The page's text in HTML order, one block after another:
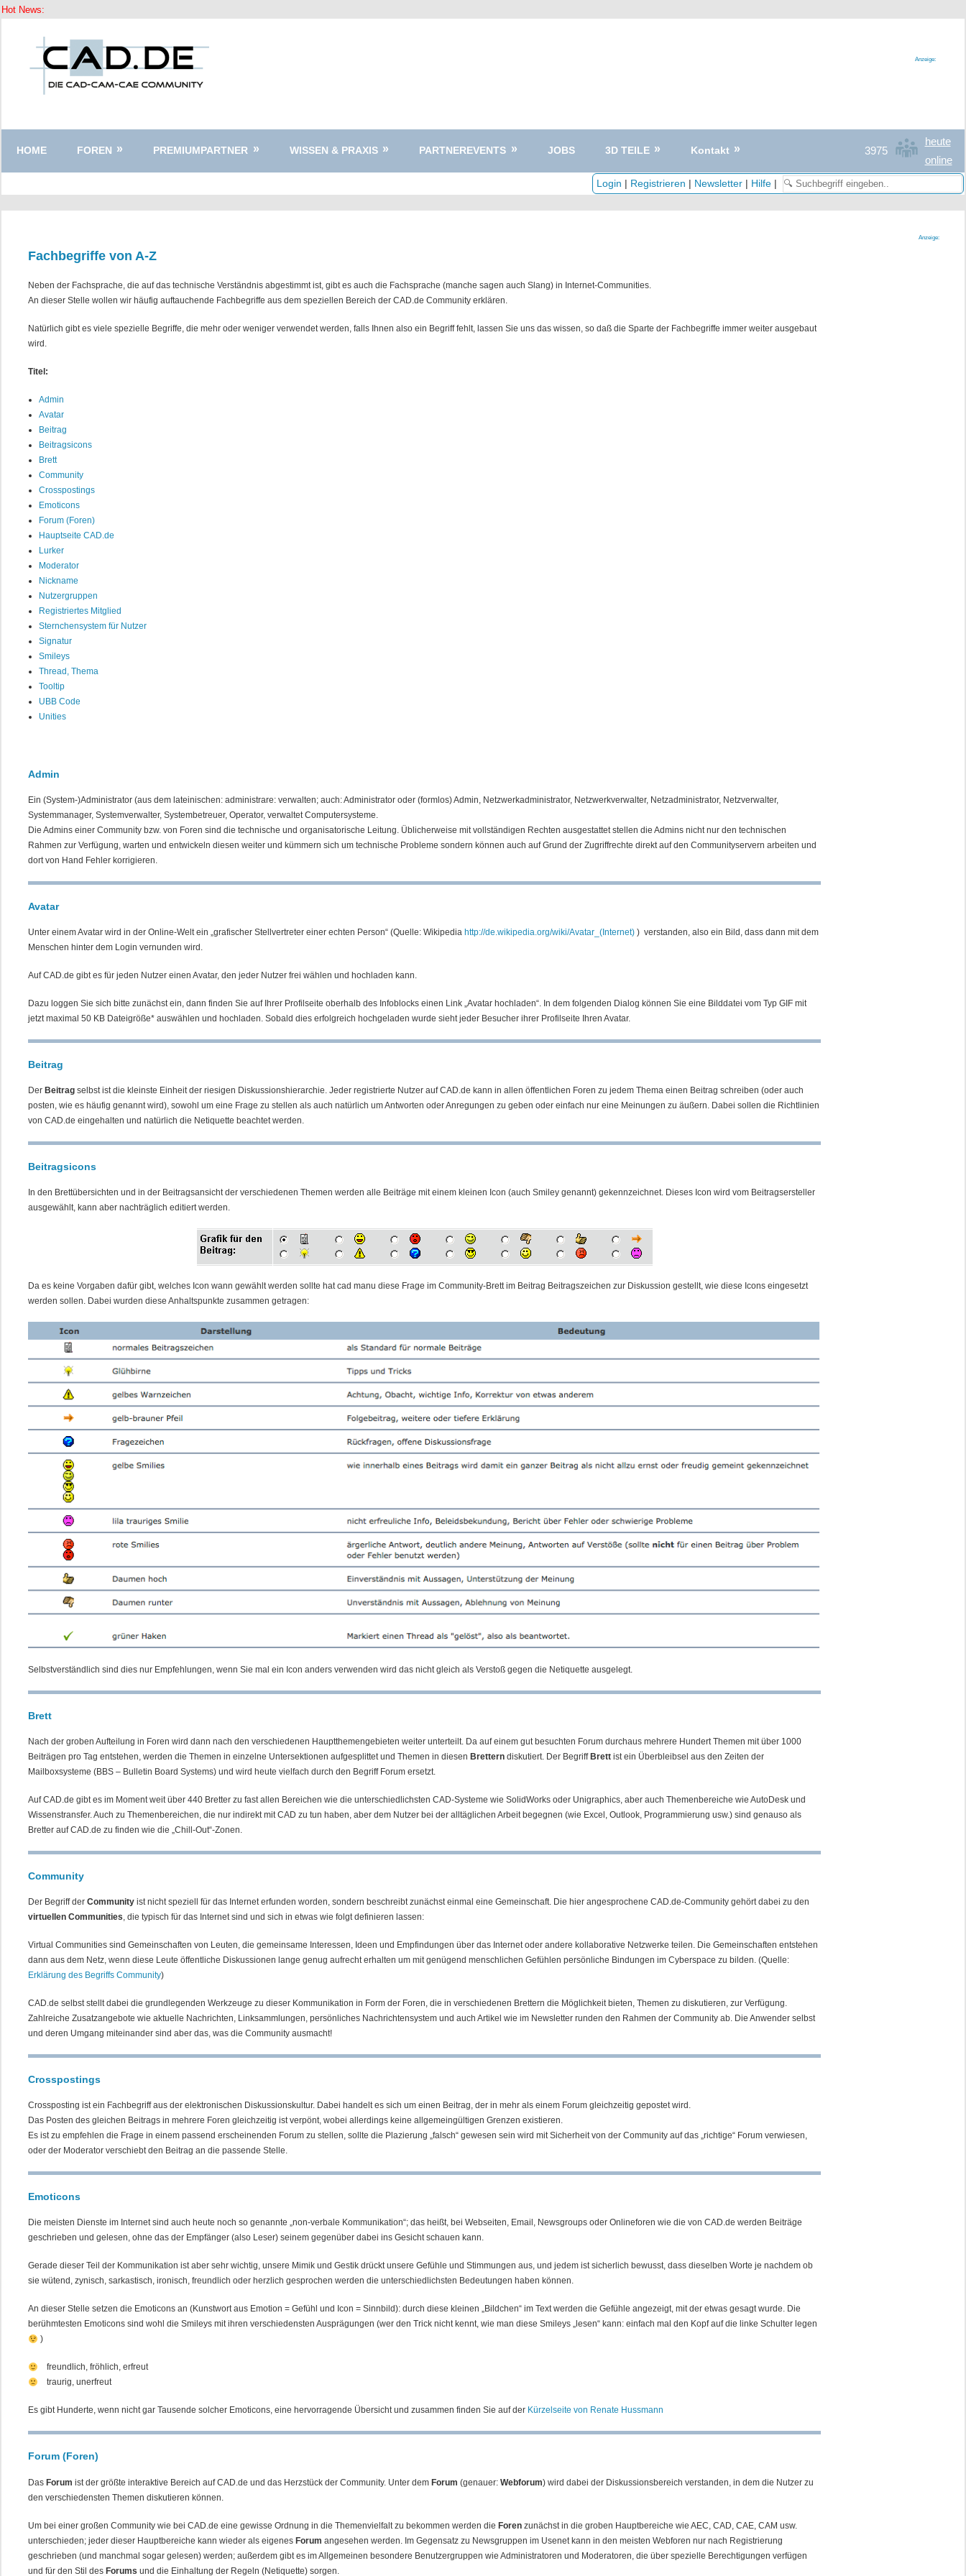
Hot News:
springen
Anzeige:
HOME FOREN PREMIUMPARTNER WISSEN & PRAXIS PARTNEREVENTS JOBS 3D TEILE Kontakt 3975
heute
online
Login | Registrieren | Newsletter| Hilfe|
Fachbegriffe von A-Z
Neben der Fachsprache, die auf das technische Verständnis abgestimmt ist, gibt es auch die Fachsprache (manche sagen auch Slang) in Internet-Communities.
An dieser Stelle wollen wir häufig auftauchende Fachbegriffe aus dem speziellen Bereich der CAD.de Community erklären.
Natürlich gibt es viele spezielle Begriffe, die mehr oder weniger verwendet werden, falls Ihnen also ein Begriff fehlt, lassen Sie uns das wissen, so daß die Sparte der Fachbegriffe immer weiter ausgebaut
wird.
Titel:
Admin
Avatar
Beitrag
Beitragsicons
Brett
Community
Crosspostings
Emoticons
Forum (Foren)
Hauptseite CAD.de
Lurker
Moderator
Nickname
Nutzergruppen
Registriertes Mitglied
Sternchensystem für Nutzer
Signatur
Smileys
Thread, Thema
Tooltip
UBB Code
Unities
Admin
Ein (System-)Administrator (aus dem lateinischen: administrare: verwalten; auch: Administrator oder (formlos) Admin, Netzwerkadministrator, Netzwerkverwalter, Netzadministrator, Netzverwalter,
Systemmanager, Systemverwalter, Systembetreuer, Operator, verwaltet Computersysteme.
Die Admins einer Community bzw. von Foren sind die technische und organisatorische Leitung. Üblicherweise mit vollständigen Rechten ausgestattet stellen die Admins nicht nur den technischen
Rahmen zur Verfügung, warten und entwickeln diesen weiter und kümmern sich um technische Probleme sondern können auch auf Grund der Zugriffrechte direkt auf den Communityservern arbeiten und
dort von Hand Fehler korrigieren.
Avatar
Unter einem Avatar wird in der Online-Welt ein „grafischer Stellvertreter einer echten Person“ (Quelle: Wikipedia http://de.wikipedia.org/wiki/Avatar_(Internet) ) verstanden, also ein Bild, dass dann mit dem
Menschen hinter dem Login vernunden wird.
Auf CAD.de gibt es für jeden Nutzer einen Avatar, den jeder Nutzer frei wählen und hochladen kann.
Dazu loggen Sie sich bitte zunächst ein, dann finden Sie auf Ihrer Profilseite oberhalb des Infoblocks einen Link „Avatar hochladen“. In dem folgenden Dialog können Sie eine Bilddatei vom Typ GIF mit
jetzt maximal 50 KB Dateigröße* auswählen und hochladen. Sobald dies erfolgreich hochgeladen wurde sieht jeder Besucher ihrer Profilseite Ihren Avatar.
Beitrag
Der Beitrag selbst ist die kleinste Einheit der riesigen Diskussionshierarchie. Jeder registrierte Nutzer auf CAD.de kann in allen öffentlichen Foren zu jedem Thema einen Beitrag schreiben (oder auch
posten, wie es häufig genannt wird), sowohl um eine Frage zu stellen als auch natürlich um Antworten oder Anregungen zu geben oder einfach nur eine Meinungen zu äußern. Dabei sollen die Richtlinien
von CAD.de eingehalten und natürlich die Netiquette beachtet werden.
Beitragsicons
In den Brettübersichten und in der Beitragsansicht der verschiedenen Themen werden alle Beiträge mit einem kleinen Icon (auch Smiley genannt) gekennzeichnet. Dieses Icon wird vom Beitragsersteller
ausgewählt, kann aber nachträglich editiert werden.
Da es keine Vorgaben dafür gibt, welches Icon wann gewählt werden sollte hat cad manu diese Frage im Community-Brett im Beitrag Beitragszeichen zur Diskussion gestellt, wie diese Icons eingesetzt
werden sollen. Dabei wurden diese Anhaltspunkte zusammen getragen:
Selbstverständlich sind dies nur Empfehlungen, wenn Sie mal ein Icon anders verwenden wird das nicht gleich als Verstoß gegen die Netiquette ausgelegt.
Brett
Nach der groben Aufteilung in Foren wird dann nach den verschiedenen Hauptthemengebieten weiter unterteilt. Da auf einem gut besuchten Forum durchaus mehrere Hundert Themen mit über 1000
Beiträgen pro Tag entstehen, werden die Themen in einzelne Untersektionen aufgesplittet und Themen in diesen Brettern diskutiert. Der Begriff Brett ist ein Überbleibsel aus den Zeiten der
Mailboxsysteme (BBS – Bulletin Board Systems) und wird heute vielfach durch den Begriff Forum ersetzt.
Auf CAD.de gibt es im Moment weit über 440 Bretter zu fast allen Bereichen wie die unterschiedlichsten CAD-Systeme wie SolidWorks oder Unigraphics, aber auch Themenbereiche wie AutoDesk und
Wissenstransfer. Auch zu Themenbereichen, die nur indirekt mit CAD zu tun haben, aber dem Nutzer bei der alltäglichen Arbeit begegnen (wie Excel, Outlook, Programmierung usw.) sind genauso als
Bretter auf CAD.de zu finden wie die „Chill-Out“-Zonen.
Community
Der Begriff derCommunity ist nicht speziell für das Internet erfunden worden, sondern beschreibt zunächst einmal eine Gemeinschaft. Die hier angesprochene CAD.de-Community gehört dabei zu den
virtuellen Communities, die typisch für das Internet sind und sich in etwas wie folgt definieren lassen:
Virtual Communities sind Gemeinschaften von Leuten, die gemeinsame Interessen, Ideen und Empfindungen über das Internet oder andere kollaborative Netzwerke teilen. Die Gemeinschaften entstehen
dann aus dem Netz, wenn diese Leute öffentliche Diskussionen lange genug aufrecht erhalten um mit genügend menschlichen Gefühlen persönliche Bindungen im Cyberspace zu bilden. (Quelle:
Erklärung des Begriffs Community)
CAD.de selbst stellt dabei die grundlegenden Werkzeuge zu dieser Kommunikation in Form der Foren, die in verschiedenen Brettern die Möglichkeit bieten, Themen zu diskutieren, zur Verfügung.
Zahlreiche Zusatzangebote wie aktuelle Nachrichten, Linksammlungen, persönliches Nachrichtensystem und auch Artikel wie im Newsletter runden den Rahmen der Community ab. Die Anwender selbst
und deren Umgang miteinander sind aber das, was die Community ausmacht!
Crosspostings
Crossposting ist ein Fachbegriff aus der elektronischen Diskussionskultur. Dabei handelt es sich um einen Beitrag, der in mehr als einem Forum gleichzeitig gepostet wird.
Das Posten des gleichen Beitrags in mehrere Foren gleichzeitig ist verpönt, wobei allerdings keine allgemeingültigen Grenzen existieren.
Es ist zu empfehlen die Frage in einem passend erscheinenden Forum zu stellen, sollte die Plazierung „falsch“ gewesen sein wird mit Sicherheit von der Community auf das „richtige“ Forum verwiesen,
oder der Moderator verschiebt den Beitrag an die passende Stelle.
Emoticons
Die meisten Dienste im Internet sind auch heute noch so genannte „non-verbale Kommunikation“; das heißt, bei Webseiten, Email, Newsgroups oder Onlineforen wie die von CAD.de werden Beiträge
geschrieben und gelesen, ohne das der Empfänger (also Leser) seinem gegenüber dabei ins Gesicht schauen kann.
Gerade dieser Teil der Kommunikation ist aber sehr wichtig, unsere Mimik und Gestik drückt unsere Gefühle und Stimmungen aus, und jedem ist sicherlich bewusst, dass dieselben Worte je nachdem ob
sie wütend, zynisch, sarkastisch, ironisch, freundlich oder herzlich gesprochen werden die unterschiedlichsten Bedeutungen haben können.
An dieser Stelle setzen die Emoticons an (Kunstwort aus Emotion = Gefühl und Icon = Sinnbild): durch diese kleinen „Bildchen“ im Text werden die Gefühle angezeigt, mit der etwas gesagt wurde. Die
berühmtesten Emoticons sind wohl die Smileys mit ihren verschiedensten Ausprägungen (wer den Trick nicht kennt, wie man diese Smileys „lesen“ kann: einfach mal den Kopf auf die linke Schulter legen
)
freundlich, fröhlich, erfreut
traurig, unerfreut
Es gibt Hunderte, wenn nicht gar Tausende solcher Emoticons, eine hervorragende Übersicht und zusammen finden Sie auf der Kürzelseite von Renate Hussmann
Forum (Foren)
DasForum ist der größte interaktive Bereich auf CAD.de und das Herzstück der Community. Unter demForum (genauer:Webforum) wird dabei der Diskussionsbereich verstanden, in dem die Nutzer zu
den verschiedensten Themen diskutieren können.
Um bei einer großen Community wie bei CAD.de eine gewisse Ordnung in die Themenvielfalt zu bekommen werden dieForen zunächst in die groben Hauptbereiche wie AEC, CAD, CAE, CAM usw.
unterschieden; jeder dieser Hauptbereiche kann wieder als eigenesForum angesehen werden. Im Gegensatz zu Newsgruppen im Usenet kann in den meisten Webforen nur nach Registrierung
geschrieben (und manchmal sogar gelesen) werden; außerdem gibt es im Allgemeinen besondere Benutzergruppen wie Administratoren und Moderatoren, die über spezielle Berechtigungen verfügen
und für den Stil desForums und die Einhaltung der Regeln (Netiquette) sorgen.
Anzeige: